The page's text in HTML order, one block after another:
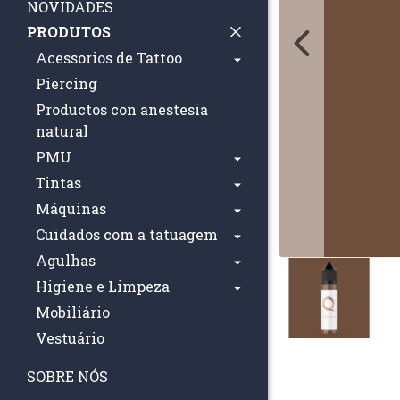
NOVIDADES
PRODUTOS
Acessorios de Tattoo
Piercing
Productos con anestesia
natural
PMU
Tintas
Máquinas
Cuidados com a tatuagem
Agulhas
Higiene e Limpeza
Mobiliário
Vestuário
SOBRE NÓS